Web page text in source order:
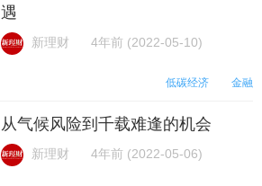
遇
新理财 4年前 (2022-05-10)
低碳经济 金融
从气候风险到千载难逢的机会
新理财 4年前 (2022-05-06)